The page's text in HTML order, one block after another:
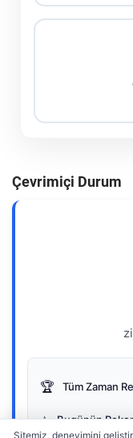
Çevrimiçi Durum
🏆 Tüm Zaman
⭐ Bugünün
Sitemiz, deneyimini